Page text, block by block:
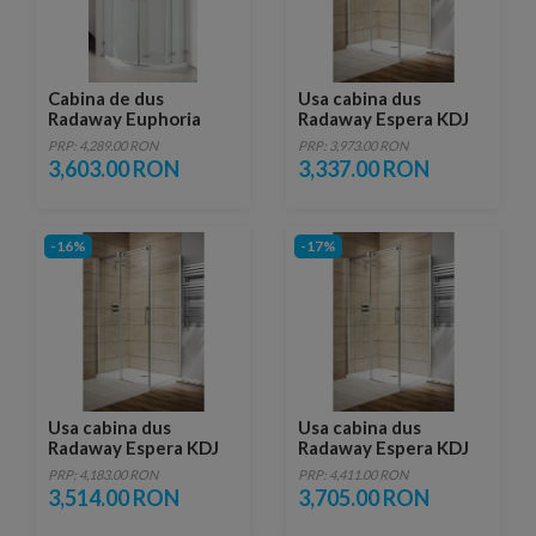
Cabina de dus
Radaway Euphoria
PDD, 100X200 cm,
sticla transparenta,
partea dreapta
PRP: 4,289.00 RON
3,603.00 RON
Usa cabina dus
Radaway Espera KDJ
100X200 cm, sticla
transparenta
PRP: 3,973.00 RON
3,337.00 RON
-16%
Usa cabina dus
Radaway Espera KDJ
110X200 cm, sticla
transparenta
PRP: 4,183.00 RON
3,514.00 RON
-17%
Usa cabina dus
Radaway Espera KDJ
120X200 cm, sticla
transparenta
PRP: 4,411.00 RON
3,705.00 RON